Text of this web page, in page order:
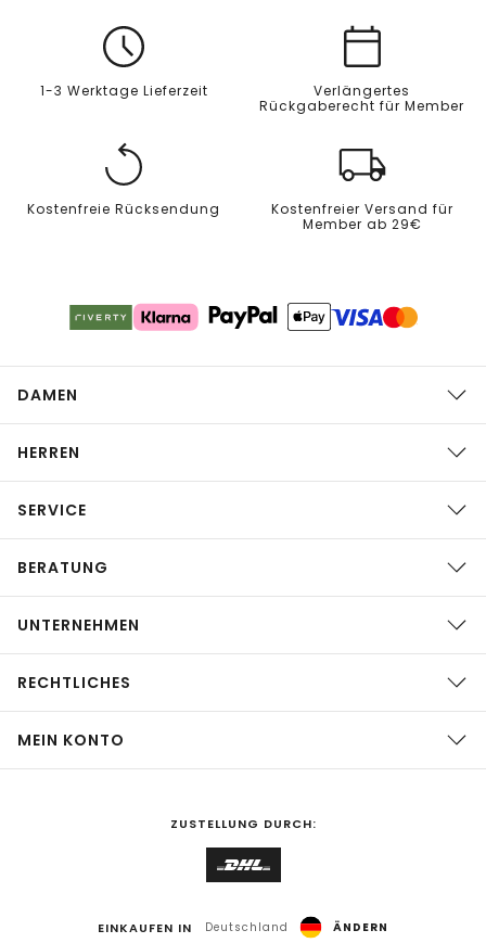
1-3 Werktage Lieferzeit
Verlängertes
Rückgaberecht für Member
Kostenfreie Rücksendung
Kostenfreier Versand für
Member ab 29€
DAMEN
HERREN
SERVICE
BERATUNG
UNTERNEHMEN
RECHTLICHES
MEIN KONTO
ZUSTELLUNG DURCH:
EINKAUFEN IN Deutschland ÄNDERN